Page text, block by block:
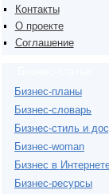
Контакты
О проекте
Соглашение
Бизнес-планы
Бизнес-словарь
Бизнес-стиль и
Бизнес-woman
Бизнес в
Бизнес-ресурсы